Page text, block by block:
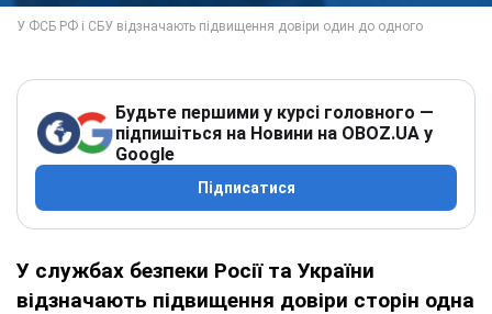
Будьте першими у курсі головного —
підпишіться на Новини на OBOZ.UA у
Google
Підписатися
У службах безпеки Росії та України
відзначають підвищення довіри сторін одна